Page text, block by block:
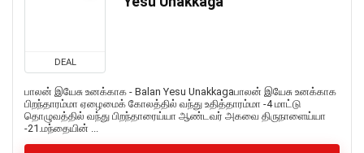
DEAL
பாலன் இயேசு உனக்காக - Balan Yesu Unakkagaபாலன் இயேசு உனக்காக
பிறந்தாரம்மா ஏழைமைக் கோலத்தில் வந்து உதித்தாரம்மா -4 மாட்டு
தொழுவத்தில் வந்து பிறந்தாரைய்யா ஆண்டவர் அகவை திருநாளைய்யா
-21.மந்தையின் ...